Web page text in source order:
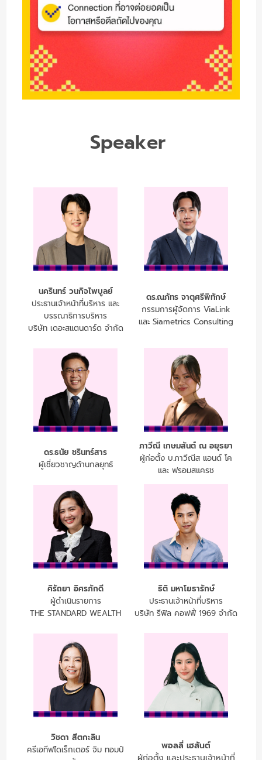
Speaker
นครินทร์ วนกิจไพบูลย์
ประธานเจ้าหน้าที่บริหาร และ
บรรณาธิการบริหาร
บริษัท เดอะสแตนดาร์ด จำกัด
ดร.ณภัทร จาตุศรีพิทักษ์
กรรมการผู้จัดการ ViaLink
และ Siametrics Consulting
ดร.ธนัย ชรินทร์สาร
ผู้เชี่ยวชาญด้านกลยุทธ์
ภาวีณี เกษมสันต์ ณ อยุธยา
ผู้ก่อตั้ง บ.ภาวีณีส แอนด์ โค
และ ฟรอมสแครช
ศิรัถยา อิศรภักดี
ผู้ดำเนินรายการ
THE STANDARD WEALTH
ธิติ มหาโยธารักษ์
ประธานเจ้าหน้าที่บริหาร
บริษัท รีฟิล คอฟฟี่ 1969 จำกัด
วิชดา สีตกะลิน
ครีเอทีฟไดเร็กเตอร์ จิม ทอมป์
พอลลี่ เฮสันต์